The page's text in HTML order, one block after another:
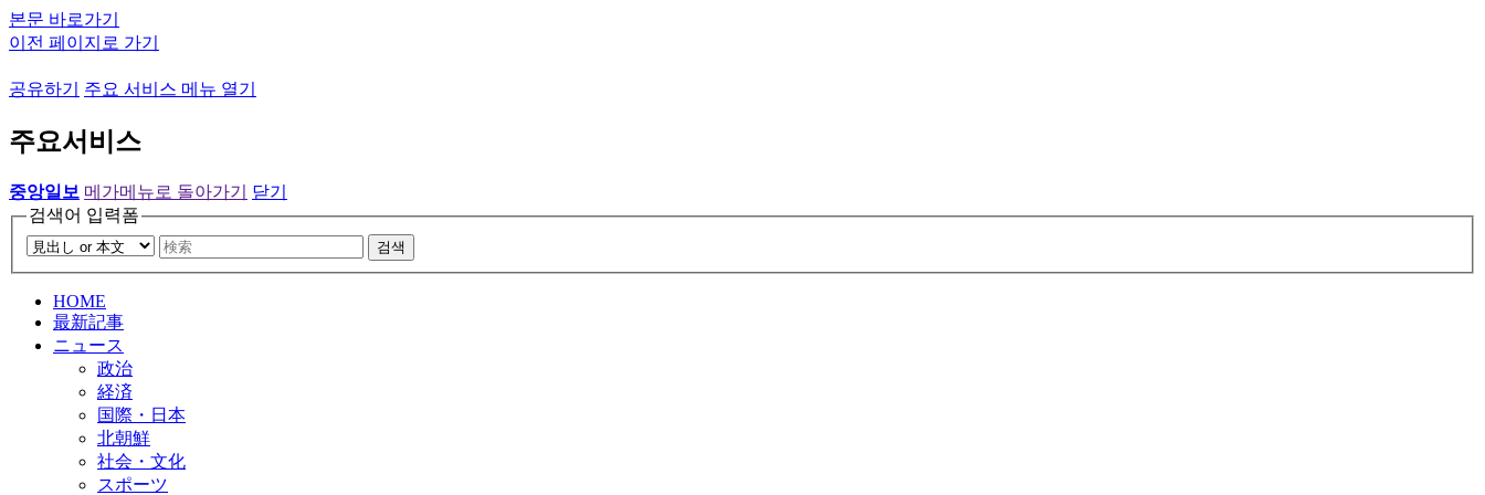
본문 바로가기
이전 페이지로 가기
공유하기 주요 서비스 메뉴 열기
주요서비스
중앙일보 메가메뉴로 돌아가기
닫기
검색어 입력폼
검색
HOME
最新記事
ニュース
政治
経済
国際・日本
北朝鮮
社会・文化
スポーツ